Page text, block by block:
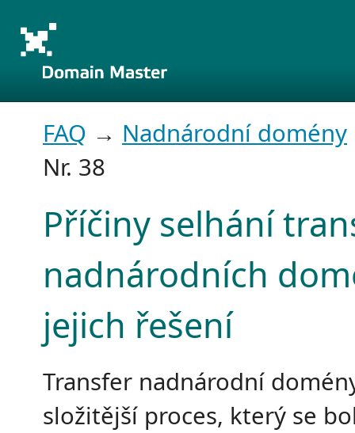
FAQ → Nadnárodní domény
Nr. 38
Příčiny selhání
nadnárodních
jejich řešení
Transfer nadnárodní
složitější proces, který se